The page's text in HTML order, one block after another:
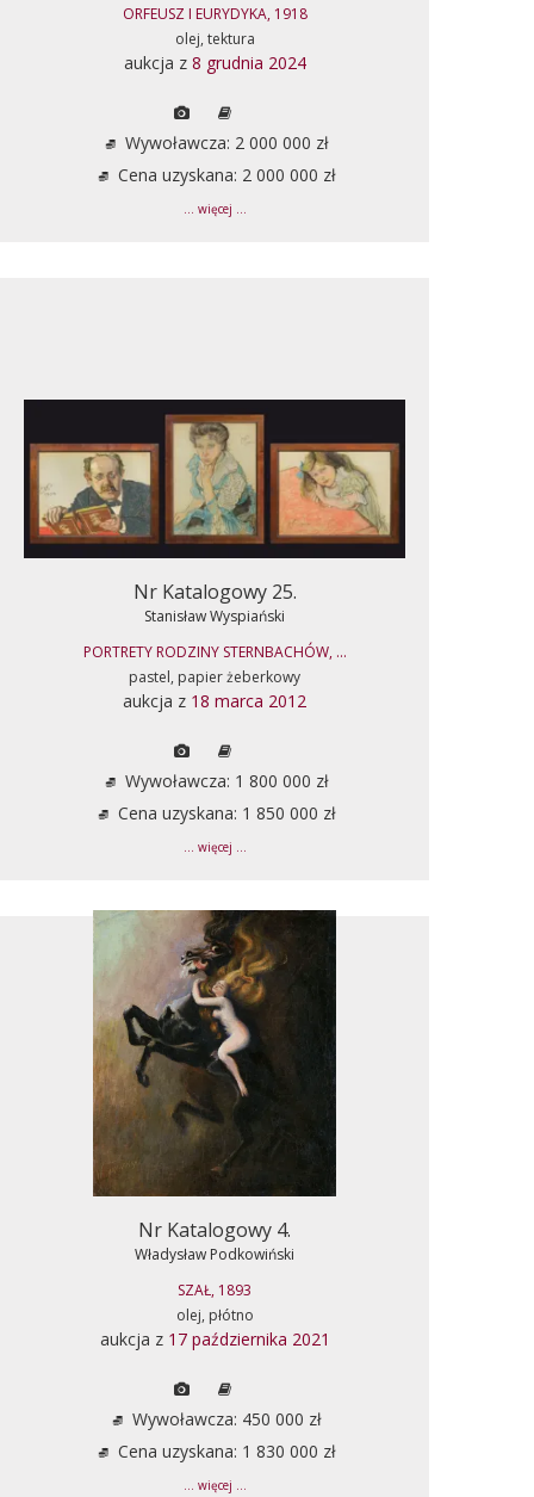
ORFEUSZ I EURYDYKA, 1918
olej, tektura
aukcja z 8 grudnia 2024
Wywoławcza: 2 000 000 zł
Cena uzyskana: 2 000 000 zł
... więcej ...
Nr Katalogowy 25.
Stanisław Wyspiański
PORTRETY RODZINY STERNBACHÓW, ...
pastel, papier żeberkowy
aukcja z 18 marca 2012
Wywoławcza: 1 800 000 zł
Cena uzyskana: 1 850 000 zł
... więcej ...
Nr Katalogowy 4.
Władysław Podkowiński
SZAŁ, 1893
olej, płótno
aukcja z 17 października 2021
Wywoławcza: 450 000 zł
Cena uzyskana: 1 830 000 zł
... więcej ...